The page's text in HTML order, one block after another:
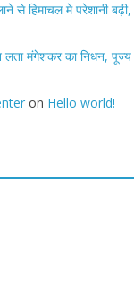
से हिमाचल मे परेशानी बढ़ी,
लता मंगेशकर का निधन, पूज्य
on Hello world!